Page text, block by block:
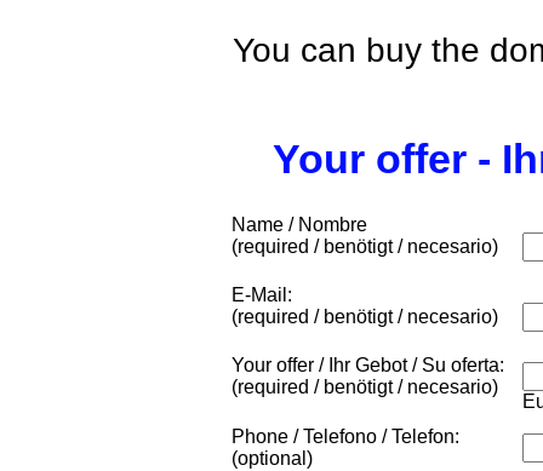
You can buy the
Your offer -
Name / Nombre
(required / benötigt / necesario)
E-Mail:
(required / benötigt / necesario)
Your offer / Ihr Gebot / Su oferta:
(required / benötigt / necesario)
Phone / Telefono / Telefon:
(optional)